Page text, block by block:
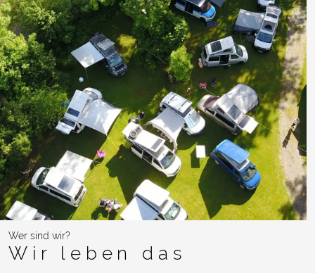
Wer sind wir?
Wir leben das